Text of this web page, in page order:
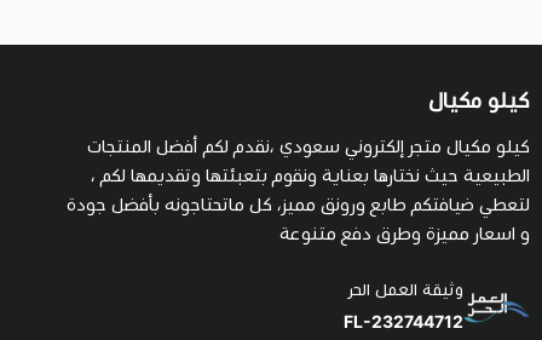
كيلو مكيال
كيلو مكيال متجر إلكتروني سعودي ،نقدم لكم أفضل المنتجات
الطبيعية حيث نختارها بعناية ونقوم بتعبئتها وتقديمها لكم ،
لتعطي ضيافتكم طابع ورونق مميز، كل ماتحتاجونه بأفضل جودة
و اسعار مميزة وطرق دفع متنوعة
وثيقة العمل الحر
FL-232744712